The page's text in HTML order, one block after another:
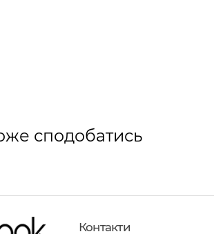
сподобатись
Контакти